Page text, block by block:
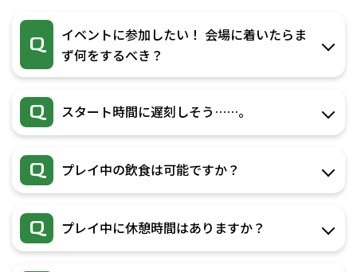
Q
イベントに参加したい！ 会場に着いたらま
ず何をするべき？
Q スタート時間に遅刻しそう……。
Q プレイ中の飲食は可能ですか？
Q プレイ中に休憩時間はありますか？